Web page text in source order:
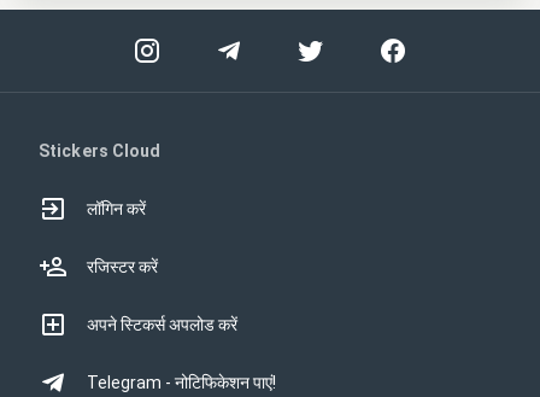
Stickers Cloud
लॉगिन करें
रजिस्टर करें
अपने स्टिकर्स अपलोड करें
Telegram - नोटिफिकेशन पाएं!